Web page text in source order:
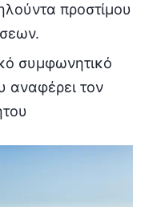
προστίμου
συμφωνητικό
αναφέρει τον